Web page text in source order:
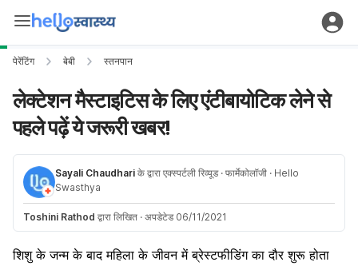
पेरेंटिंग बेबी स्तनपान
लेक्टेशन मैस्टाइटिस के लिए एंटीबायोटिक लेने से
पहले पढ़ें ये जरूरी खबर!
Sayali Chaudhari के द्वारा एक्स्पर्टली रिव्यूड · फार्मेकोलॉजी · Hello
Swasthya
Toshini Rathod द्वारा लिखित · अपडेटेड 06/11/2021
शिशु के जन्म के बाद महिला के जीवन में ब्रेस्टफीडिंग का दौर शुरू होता